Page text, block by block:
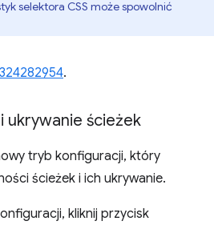
selektora CSS może spowolnić
324282954.
ukrywanie ścieżek
tryb konfiguracji, który
ścieżek i ich ukrywanie.
kliknij przycisk